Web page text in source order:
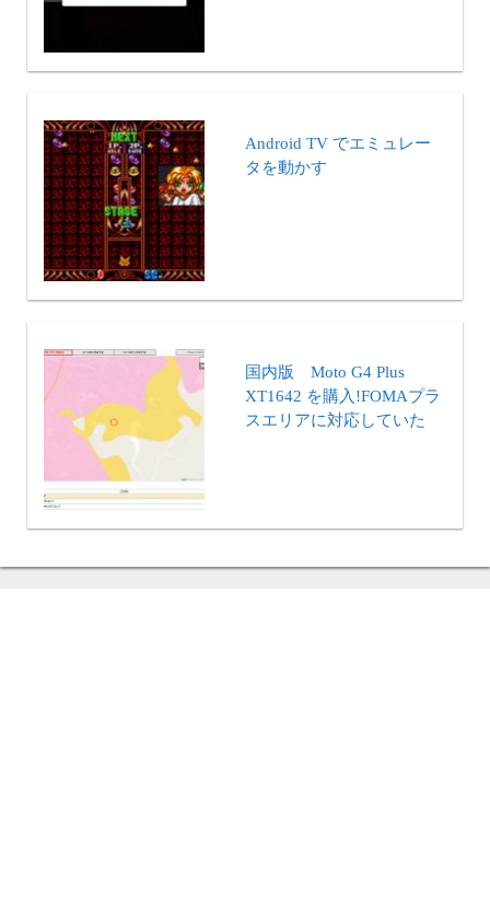
Android TV でエミュレー
タを動かす
国内版 Moto G4 Plus
XT1642 を購入!FOMAプラ
スエリアに対応していた